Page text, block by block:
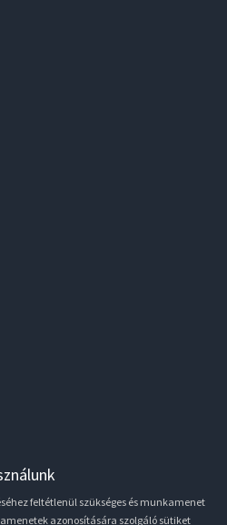
feltétlenül szükséges és munkamenet
azonosítására szolgáló sütiket